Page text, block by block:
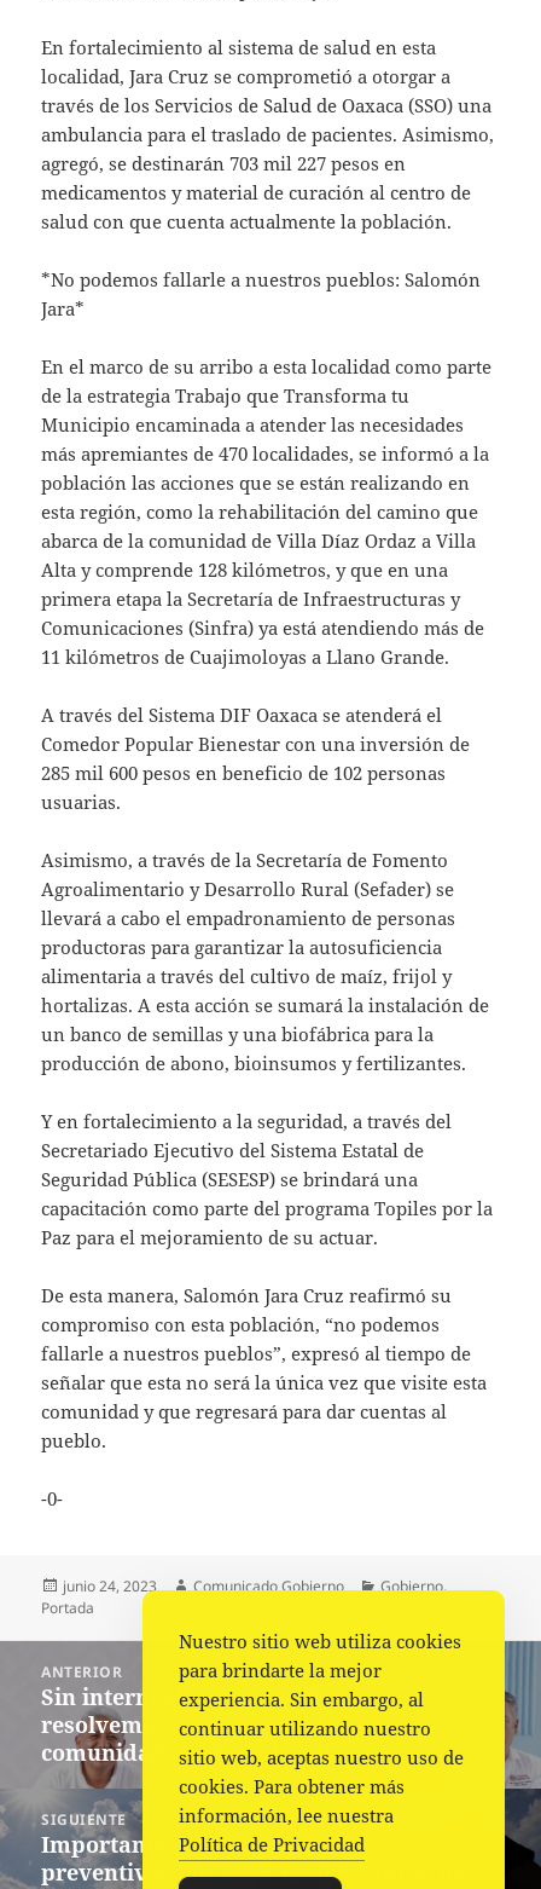
En fortalecimiento al sistema de salud en esta
localidad, Jara Cruz se comprometió a otorgar a
través de los Servicios de Salud de Oaxaca (SSO) una
ambulancia para el traslado de pacientes. Asimismo,
agregó, se destinarán 703 mil 227 pesos en
medicamentos y material de curación al centro de
salud con que cuenta actualmente la población.
*No podemos fallarle a nuestros pueblos: Salomón
Jara*
En el marco de su arribo a esta localidad como parte
de la estrategia Trabajo que Transforma tu
Municipio encaminada a atender las necesidades
más apremiantes de 470 localidades, se informó a la
población las acciones que se están realizando en
esta región, como la rehabilitación del camino que
abarca de la comunidad de Villa Díaz Ordaz a Villa
Alta y comprende 128 kilómetros, y que en una
primera etapa la Secretaría de Infraestructuras y
Comunicaciones (Sinfra) ya está atendiendo más de
11 kilómetros de Cuajimoloyas a Llano Grande.
A través del Sistema DIF Oaxaca se atenderá el
Comedor Popular Bienestar con una inversión de
285 mil 600 pesos en beneficio de 102 personas
usuarias.
Asimismo, a través de la Secretaría de Fomento
Agroalimentario y Desarrollo Rural (Sefader) se
llevará a cabo el empadronamiento de personas
productoras para garantizar la autosuficiencia
alimentaria a través del cultivo de maíz, frijol y
hortalizas. A esta acción se sumará la instalación de
un banco de semillas y una biofábrica para la
producción de abono, bioinsumos y fertilizantes.
Y en fortalecimiento a la seguridad, a través del
Secretariado Ejecutivo del Sistema Estatal de
Seguridad Pública (SESESP) se brindará una
capacitación como parte del programa Topiles por la
Paz para el mejoramiento de su actuar.
De esta manera, Salomón Jara Cruz reafirmó su
compromiso con esta población, “no podemos
fallarle a nuestros pueblos”, expresó al tiempo de
señalar que esta no será la única vez que visite esta
comunidad y que regresará para dar cuentas al
pueblo.
-0-
Publicado
el
junio 24, 2023 Autor
Comunicado Gobierno Categorías
Gobierno,
Portada
entradas
ANTERIOR
Entrada
anterior:
Sin intermediarios, atendemos y
resolvemos necesidades de las
comunidades: Nino Morales
SIGUIENTE
Siguiente
entrada:
Importante continuar con medidas
preventivas por altas temperaturas pese
Nuestro sitio web utiliza cookies
para brindarte la mejor
experiencia. Sin embargo, al
continuar utilizando nuestro
sitio web, aceptas nuestro uso de
cookies. Para obtener más
información, lee nuestra
Política de Privacidad